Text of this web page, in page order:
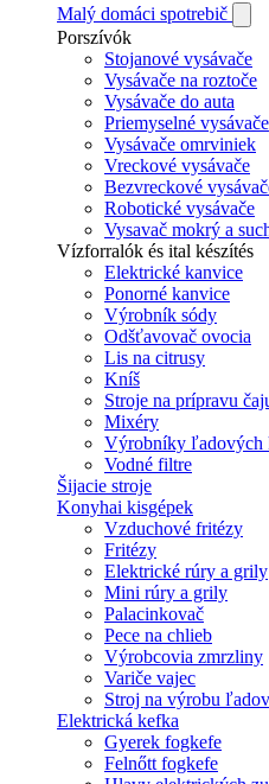
Malý domáci spotrebič
Porszívók
Stojanové vysávače
Vysávače na roztoče
Vysávače do auta
Priemyselné vysávače
Vysávače omrviniek
Vreckové vysávače
Bezvreckové
Robotické vysávače
Vysavač mokrý a
Vízforralók és ital készítés
Elektrické kanvice
Ponorné kanvice
Výrobník sódy
Odšťavovač ovocia
Lis na citrusy
Kníš
Stroje na prípravu
Mixéry
Výrobníky ľadových
Vodné filtre
Šijacie stroje
Konyhai kisgépek
Vzduchové fritézy
Fritézy
Elektrické rúry a grily
Mini rúry a grily
Palacinkovač
Pece na chlieb
Výrobcovia zmrzliny
Variče vajec
Stroj na výrobu
Elektrická kefka
Gyerek fogkefe
Felnőtt fogkefe